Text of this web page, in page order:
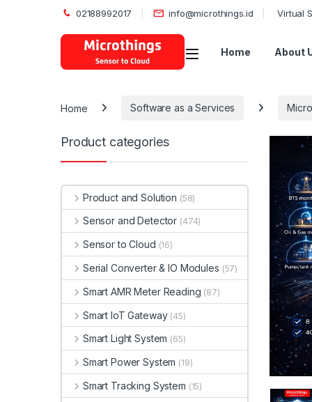
02188992017 info@microthings.id Virtual
Open Home About
Home Software as a Services
Product categories
Product and Solution (58)
Sensor and Detector (474)
Sensor to Cloud (16)
Serial Converter & IO Modules (57)
Smart AMR Meter Reading (87)
Smart IoT Gateway (45)
Smart Light System (65)
Smart Power System (19)
Smart Tracking System (15)